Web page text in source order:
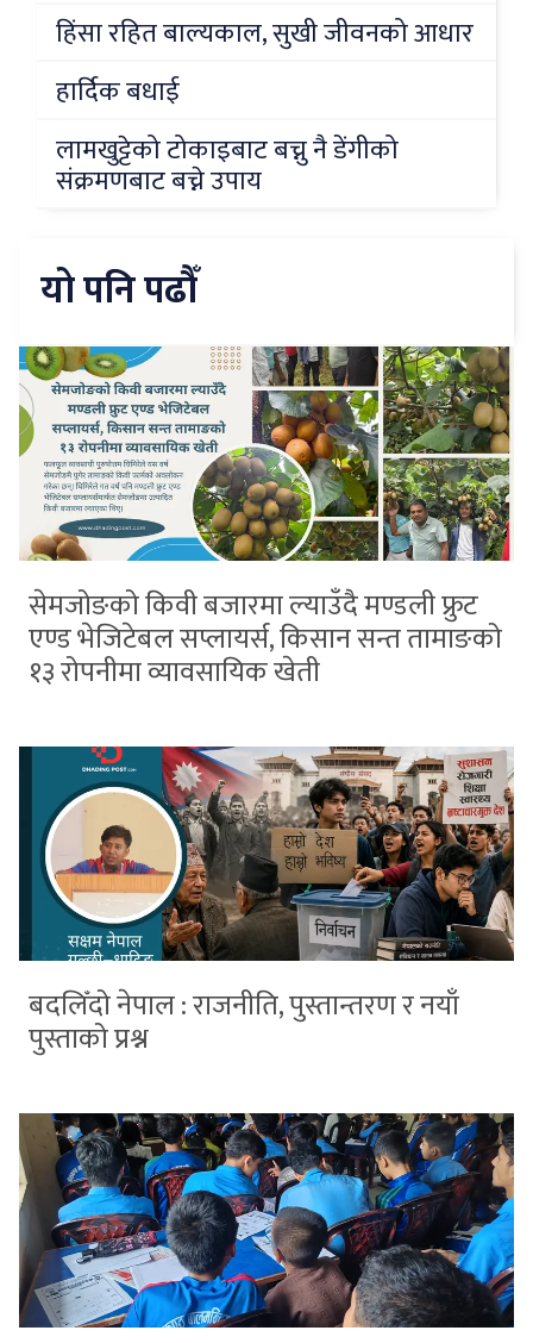
हिंसा रहित बाल्यकाल, सुखी जीवनको आधार
हार्दिक बधाई
लामखुट्टेको टोकाइबाट बच्नु नै डेंगीको
संक्रमणबाट बच्ने उपाय
यो पनि पढौँ
सेमजोङको किवी बजारमा ल्याउँदै मण्डली फ्रुट
एण्ड भेजिटेबल सप्लायर्स, किसान सन्त तामाङको
१३ रोपनीमा व्यावसायिक खेती
बदलिँदो नेपाल : राजनीति, पुस्तान्तरण र नयाँ
पुस्ताको प्रश्न